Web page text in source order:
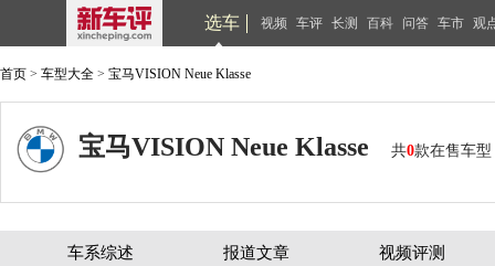
选车 视频 车评 长测 百科 问答 车市 观
首页 > 车型大全 > 宝马VISION Neue Klasse
宝马VISION Neue Klasse 共0款在售车型
车系综述 报道文章 视频评测